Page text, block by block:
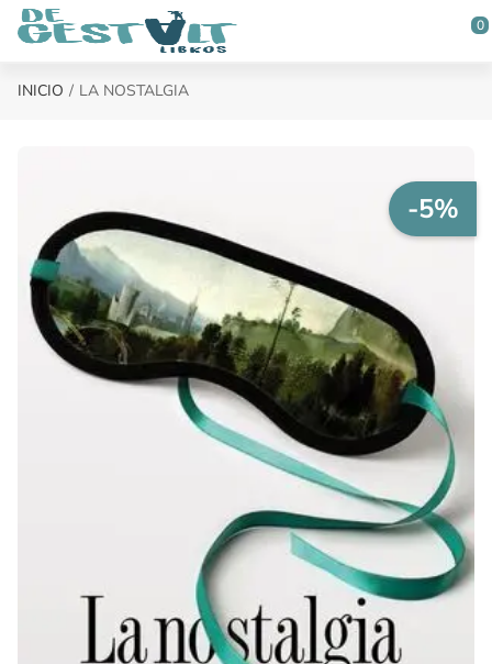
Saltar al contenido principal
0
INICIO LA NOSTALGIA
-5%